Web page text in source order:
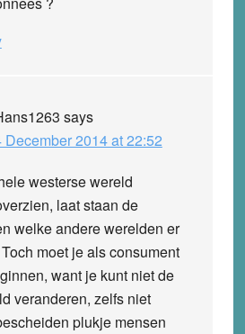
says
December 2014 at 22:52
westerse wereld
laat staan de
welke andere werelden er
moet je als consument
want je kunt niet de
veranderen, zelfs niet
plukje mensen